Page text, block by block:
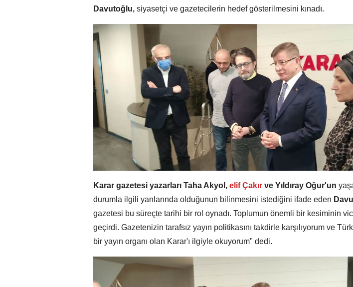
Davutoğlu, siyasetçi ve gazetecilerin hedef gösterilmesini kınadı.
Karar gazetesi yazarları Taha Akyol, elif Çakır ve Yıldıray Oğur'un
durumla ilgili yanlarında olduğunun bilinmesini istediğini ifade eden
gazetesi bu süreçte tarihi bir rol oynadı. Toplumun önemli bir kesiminin
geçirdi. Gazetenizin tarafsız yayın politikasını takdirle karşılıyorum ve
bir yayın organı olan Karar'ı ilgiyle okuyorum" dedi.